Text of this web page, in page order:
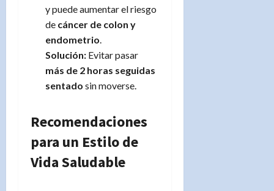
y puede aumentar el riesgo
de cáncer de colon y
endometrio
Solución: Evitar pasar
más de 2 horas seguidas
sentado sin moverse.
Recomendaciones
para un Estilo de
Vida Saludable